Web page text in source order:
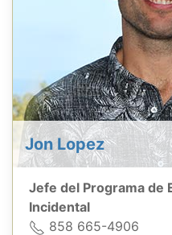
Jon Lopez
Jefe del Programa de
Incidental
858 665-4906